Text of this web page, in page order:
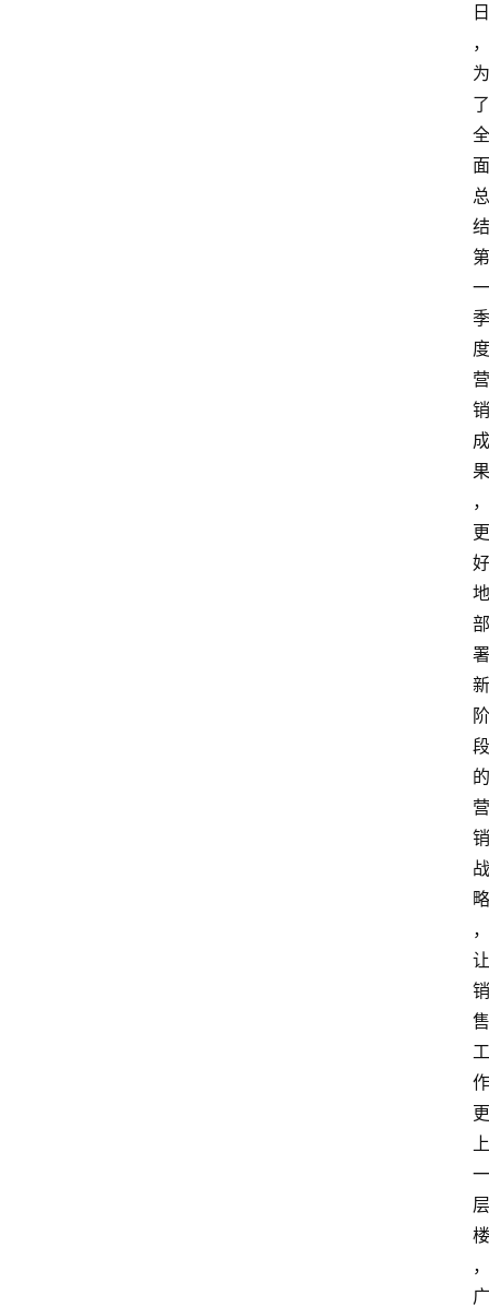
日
，
为
了
全
面
总
结
第
一
季
度
营
销
成
果
，
更
好
地
部
署
新
阶
段
的
营
销
战
略
，
让
销
售
工
作
更
上
一
层
楼
，
广